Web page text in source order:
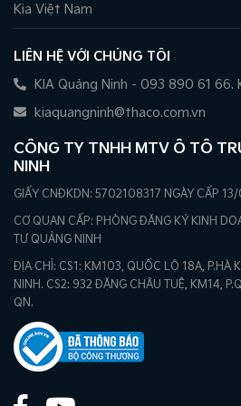
Kia Việt Nam
LIÊN HỆ VỚI CHÚNG TÔI
KIA Quảng Ninh - 093 890 61 66.
kiaquangninh@thaco.com.vn
CÔNG TY TNHH MTV Ô TÔ
NINH
GIẤY CNĐKDN: 5702108317 NGÀY CẤP
CƠ QUAN CẤP: PHÒNG ĐĂNG KÝ KINH
TƯ QUẢNG NINH
ĐỊA CHỈ: CS1: KM103, QUỐC LỘ 18A, P.HÀ
NINH. CS2: 932 ĐẶNG CHÂU TUỆ, KM14,
QN.